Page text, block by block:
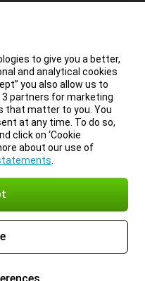
to give you a better,
and analytical cookies
you also allow us to
partners for marketing
that matter to you. You
at any time. To do so,
click on ‘Cookie
about our use of